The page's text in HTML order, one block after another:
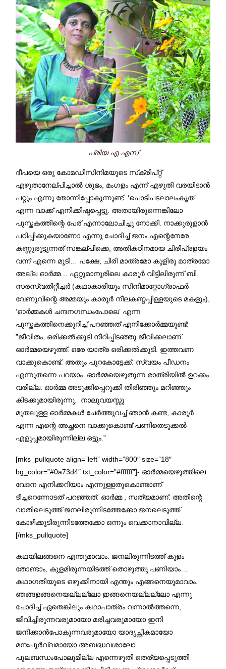
പ്രിയ.എ.എസ്
ദീപയെ ഒരു കോമഡിസിനിമയുടെ സ്‌ക്രിപ്റ്റ്
എഴുതാനേല്പിച്ചാല്‍ ശുഭം, മംഗളം എന്ന് എഴുതി വരയിടാന്‍
പറ്റും എന്നു തോന്നിപ്പോകുന്നുണ്ട്. ‘പൊടിപടലാലംകൃത’
എന്ന വാക്ക് എനിക്കിഷ്ടപ്പെട്ടു. അതായിരുന്നെങ്കിലോ
പുസ്തകത്തിന്റെ പേര് എന്നാലോചിച്ചു നോക്കി. നാക്കുരുളാന്‍
പഠിപ്പിക്കുകയാണോ എന്നു ചോദിച്ച് ജനം എന്റെനേരേ
കണ്ണുരുട്ടുന്നത് സങ്കല്പിക്കെ, അതികഠിനമായ ചിരിപ്രളയം
വന്ന് എന്നെ മൂടി… പക്ഷേ, ചിരി മാത്രമോ കുളിരു മാത്രമോ
അല്ല ഓര്‍മ്മ… ഏറ്റുമാനൂരിലെ കാരൂര്‍ വീട്ടിലിരുന്ന് ബി.
സരസ്വതിറ്റീച്ചര്‍ (കഥാകാരിയും സിനിമാറ്റോഗ്രാഫര്‍
വേണുവിന്റെ അമ്മയും കാരൂര്‍ നീലകണ്ഠപ്പിള്ളയുടെ മകളും),
‘ഓര്‍മ്മകള്‍ ചന്ദനഗന്ധംപോലെ’ എന്ന
പുസ്തകത്തിനെക്കുറിച്ച് പറഞ്ഞത് എനിക്കോര്‍മ്മയുണ്ട്:
”ജീവിതം, ഒരിക്കല്‍ക്കൂടി നീറിപ്പിടഞ്ഞു ജീവിക്കലാണ്
ഓര്‍മ്മയെഴുത്ത്. ഒരേ യാത്ര ഒരിക്കല്‍ക്കൂടി. ഇത്തവണ
വാക്കുകൊണ്ട്. അതും പുറകോട്ടേക്ക്. സ്വയം പീഡനം
എന്നുതന്നെ പറയാം. ഓര്‍മ്മയെഴുതുന്ന രാത്രിയില്‍ ഉറക്കം
വരില്ല. ഓര്‍മ്മ അടുക്കിപ്പെറുക്കി തിരിഞ്ഞും മറിഞ്ഞും
കിടക്കുമായിരുന്നു. നാലുവയസ്സു
മുതലുള്ള ഓര്‍മ്മകള്‍ ചേര്‍ത്തുവച്ച് ഞാന്‍ കണ്ട, കാരൂര്‍
എന്ന എന്റെ അച്ഛനെ വാക്കുകൊണ്ട് പണിതെടുക്കല്‍
എളുപ്പമായിരുന്നില്ല ഒട്ടും.”
[mks_pullquote align=”left” width=”800″ size=”18″
bg_color=”#0a73d4″ txt_color=”#ffffff”]- ഓര്‍മ്മയെഴുത്തിലെ
വേദന എനിക്കറിയാം എന്നുള്ളതുകൊണ്ടാണ്
ടീച്ചറെന്നോടത് പറഞ്ഞത്. ഓര്‍മ്മ , സത്യമാണ്. അതിന്റെ
വാതിലെടുത്ത് ജനലിരുന്നിടത്തേക്കോ ജനലെടുത്ത്
കോഴിക്കൂടിരുന്നിടത്തേക്കോ ഒന്നും വെക്കാനാവില്ല.
[/mks_pullquote]
കഥയിലങ്ങനെ എന്തുമാവാം. ജനലിരുന്നിടത്ത് കുളം
തോണ്ടാം, കുളമിരുന്നയിടത്ത് തൊഴുത്തു പണിയാം…
കഥാഗതിയുടെ ഒഴുക്കിനായി എന്തും എങ്ങനെയുമാവാം.
ഞങ്ങളങ്ങനെയല്ലല്ലോ ഇങ്ങനെയല്ലല്ലോ എന്നു
ചോദിച്ച് ഏതെങ്കിലും കഥാപാത്രം വന്നാല്‍ത്തന്നെ,
ജീവിച്ചിരുന്നവരുമായോ മരിച്ചവരുമായോ ഇനി
ജനിക്കാന്‍പോകുന്നവരുമായോ യാദൃച്ഛികമായോ
മനഃപൂര്‍വ്വമായോ അബദ്ധവശാലോ
പുലബന്ധംപോലുമില്ല എന്നെഴുതി തെര്യപ്പെടുത്തി